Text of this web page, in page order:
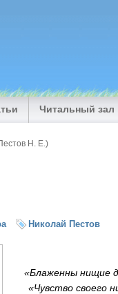
Читальный зал
Н. Е.)
Николай Пестов
«Блаженны нищие
«Чувство своего